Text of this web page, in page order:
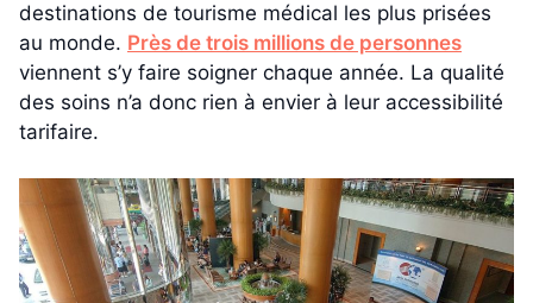
destinations de tourisme médical les plus prisées
au monde. Près de trois millions de personnes
viennent s’y faire soigner chaque année. La qualité
des soins n’a donc rien à envier à leur accessibilité
tarifaire.